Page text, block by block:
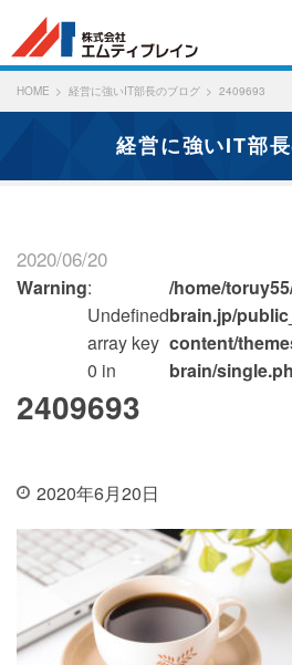
HOME 経営に強いIT部長のブログ 2409693
経営に強いIT部
2020/06/20
Warning:
Undefined
array key
0 in
/home/
brain.jp/
content/
brain/
2409693
2020年6月20日